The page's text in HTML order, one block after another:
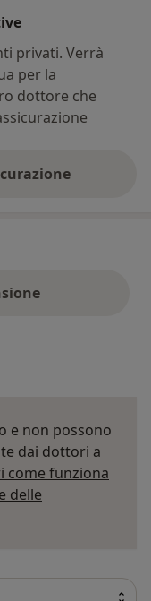
privati. Verrà
per la
dottore che
e non possono
dai dottori a
come funziona
delle